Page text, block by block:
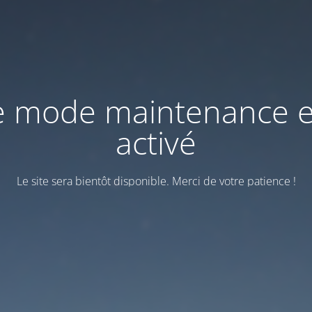
mode maintenance
activé
Le site sera bientôt disponible. Merci de votre patience !